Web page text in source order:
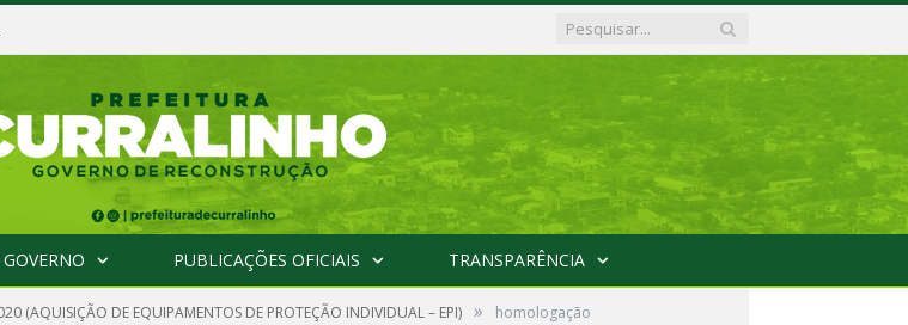
PUBLICAÇÕES OFICIAIS TRANSPARÊNCIA
(AQUISIÇÃO DE EQUIPAMENTOS DE PROTEÇÃO INDIVIDUAL – EPI) » homologação